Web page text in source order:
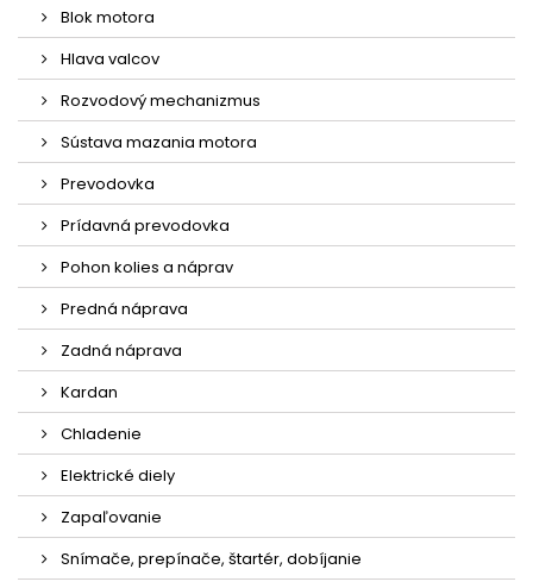
Blok motora
Hlava valcov
Rozvodový mechanizmus
Sústava mazania motora
Prevodovka
Prídavná prevodovka
Pohon kolies a náprav
Predná náprava
Zadná náprava
Kardan
Chladenie
Elektrické diely
Zapaľovanie
Snímače, prepínače, štartér, dobíjanie